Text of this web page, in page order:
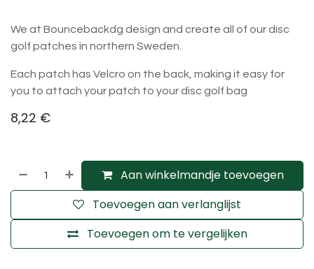
We at Bouncebackdg design and create all of our disc
golf patches in northern Sweden.
Each patch has Velcro on the back, making it easy for
you to attach your patch to your disc golf bag
8,22 €
Aan winkelmandje toevoegen
Toevoegen om te vergelijken
Toevoegen aan verlanglijst